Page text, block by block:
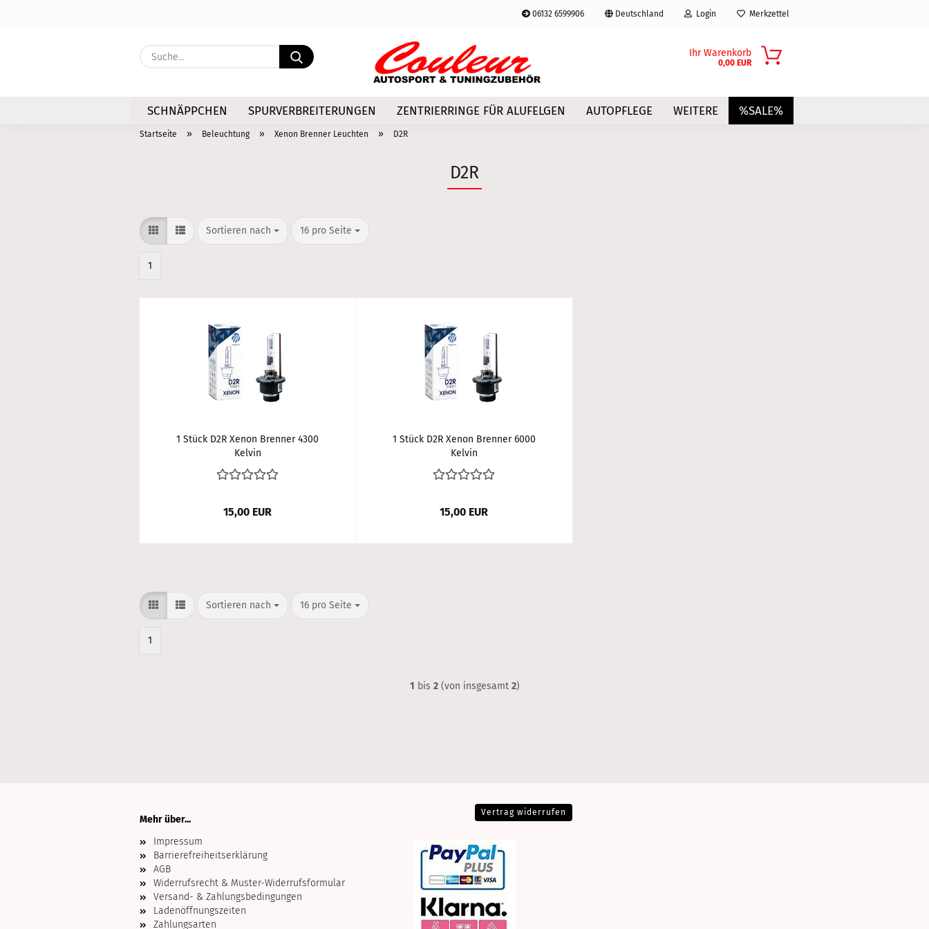
06132 6599906 Deutschland
Lieferland
Login Merkzettel
Suche... Ihr Warenkorb
0,00 EUR
SCHNÄPPCHEN SPURVERBREITERUNGEN ZENTRIERRINGE FÜR ALUFELGEN AUTOPFLEGE %SALE%
WEITERE
Startseite » Beleuchtung » Xenon Brenner Leuchten » D2R
D2R
Sortieren nach
Sortieren nach 16 pro Seite
pro Seite
1
1 Stück D2R Xenon Brenner 4300
Kelvin
15,00 EUR
1 Stück D2R Xenon Brenner 6000
Kelvin
15,00 EUR
Sortieren nach
Sortieren nach 16 pro Seite
pro Seite
1
1 bis 2(von insgesamt 2)
Mehr über...
Impressum
Barrierefreiheitserklärung
AGB
Widerrufsrecht & Muster-Widerrufsformular
Versand- & Zahlungsbedingungen
Ladenöffnungszeiten
Zahlungsarten
Vertrag widerrufen